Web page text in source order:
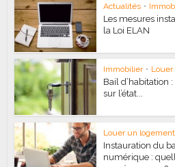
Actualités •
Les mesures
la Loi ELAN
Immobilier •
Bail d’habitation
sur l’état...
Louer un logement
Instauration du
numérique :